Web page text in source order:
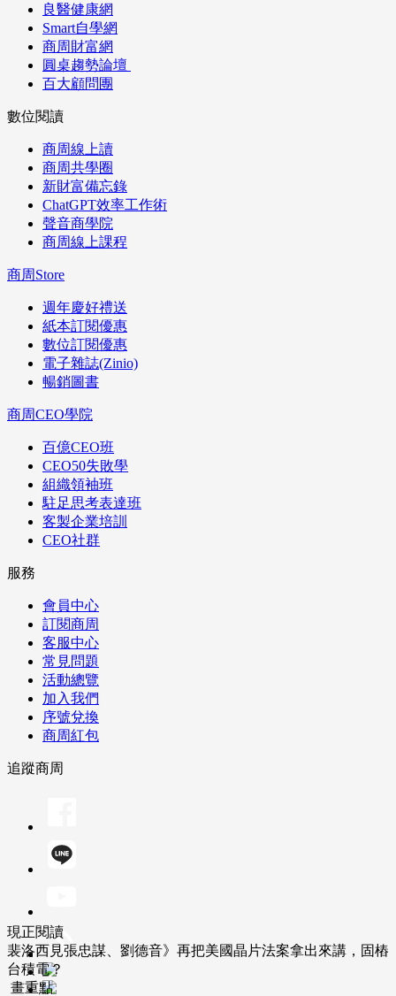
良醫健康網
Smart自學網
商周財富網
圓桌趨勢論壇
百大顧問團
數位閱讀
商周線上讀
商周共學圈
新財富備忘錄
ChatGPT效率工作術
聲音商學院
商周線上課程
商周Store
週年慶好禮送
紙本訂閱優惠
數位訂閱優惠
電子雜誌(Zinio)
暢銷圖書
商周CEO學院
百億CEO班
CEO50失敗學
組織領袖班
駐足思考表達班
客製企業培訓
CEO社群
服務
會員中心
訂閱商周
客服中心
常見問題
活動總覽
加入我們
序號兌換
商周紅包
追蹤商周
現正閱讀
裴洛西見張忠謀、劉德音》再把美國晶片法案拿出來講，固樁
台積電？
畫重點